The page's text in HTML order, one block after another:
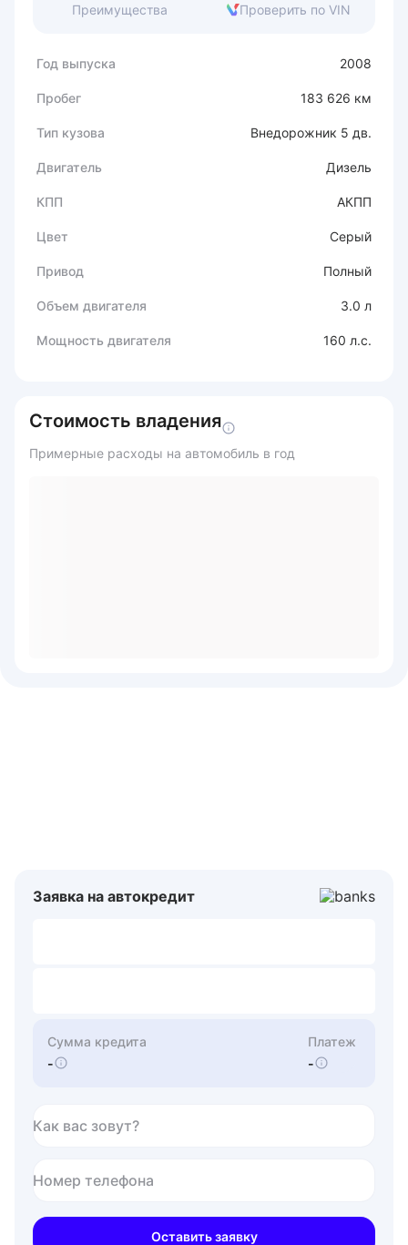
Преимущества Проверить по VIN
Год выпуска 2008
Пробег 183 626 км
Тип кузова Внедорожник 5 дв.
Двигатель Дизель
КПП АКПП
Цвет Серый
Привод Полный
Объем двигателя 3.0 л
Мощность двигателя 160 л.с.
Стоимость владения
Примерные расходы на автомобиль в год
Заявка на автокредит
Сумма кредита
-
Платеж
-
Как вас зовут?
Номер телефона
Оставить заявку